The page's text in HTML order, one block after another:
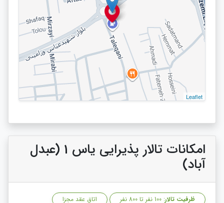
Leaflet
امکانات تالار پذیرایی یاس 1 (عبدل
آباد)
ظرفیت تالار: 100 نفر تا 800 نفر اتاق عقد مجزا